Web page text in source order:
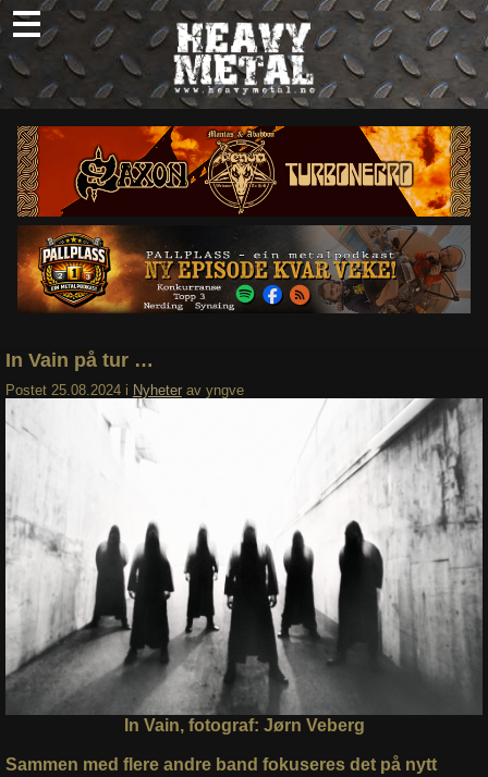
Skip
to
content
Nyheter
Omtaler
Intervjuer
Om oss
Abonner
Søk
In Vain på tur …
Postet 25.08.2024 i Nyheter av yngve
In Vain, fotograf: Jørn Veberg
Sammen med flere andre band fokuseres det på nytt